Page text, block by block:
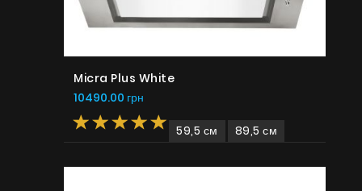
Витяжка ідеально вбудувалася в шафу над плитою.
висувати її, і витяжка включається автоматично на
обрану швидкість, також автоматично включається
підсвічування. Є і механічна панель для управління
витяжкою. Зі своїм основним завданням модель
справляється добре.
Добавлено пользователем: Yanka
Micra Plus White
10490.00 грн
59,5 см 89,5 см